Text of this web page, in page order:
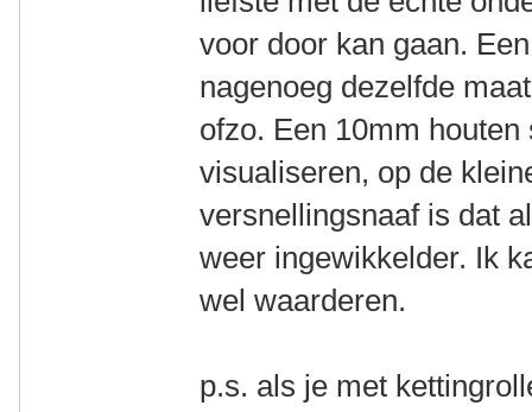
voor door kan gaan.
nagenoeg dezelfde
ofzo. Een 10mm
visualiseren, op de
versnellingsnaaf is dat
weer ingewikkelder. Ik
wel waarderen.
p.s. als je met